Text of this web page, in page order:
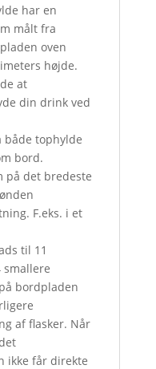
har en
målt fra
oven
højde.
at
din drink ved
både tophylde
bord.
på det bredeste
F.eks. i et
til 11
smallere
bordpladen
af flasker. Når
ikke får direkte